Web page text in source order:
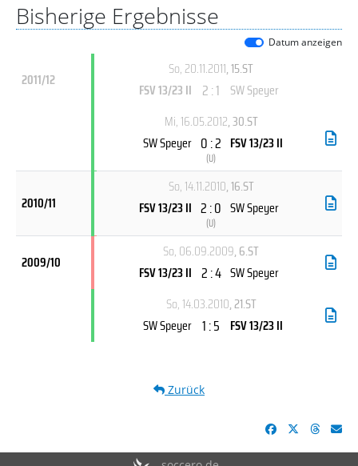
Bisherige Ergebnisse
Datum anzeigen
2011/12
So, 20.11.2011, 15.ST
FSV 13/23 II 2 : 1 SW Speyer
Mi, 16.05.2012, 30.ST
SW Speyer 0 : 2
(U)
FSV 13/23 II
2010/11
So, 14.11.2010, 16.ST
FSV 13/23 II 2 : 0
(U)
SW Speyer
2009/10
So, 06.09.2009, 6.ST
FSV 13/23 II 2 : 4 SW Speyer
So, 14.03.2010, 21.ST
SW Speyer 1 : 5 FSV 13/23 II
Zurück